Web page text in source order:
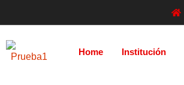
Home Institución